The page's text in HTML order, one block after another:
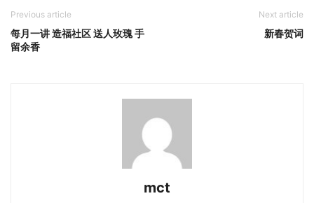
Previous article
每月一讲 造福社区 送人玫瑰 手
留余香
Next article
新春贺词
mct